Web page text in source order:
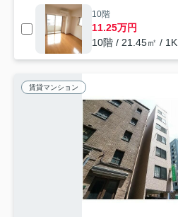
10階
11.25万円
10階 / 21.45㎡ / 1K
賃貸マンション